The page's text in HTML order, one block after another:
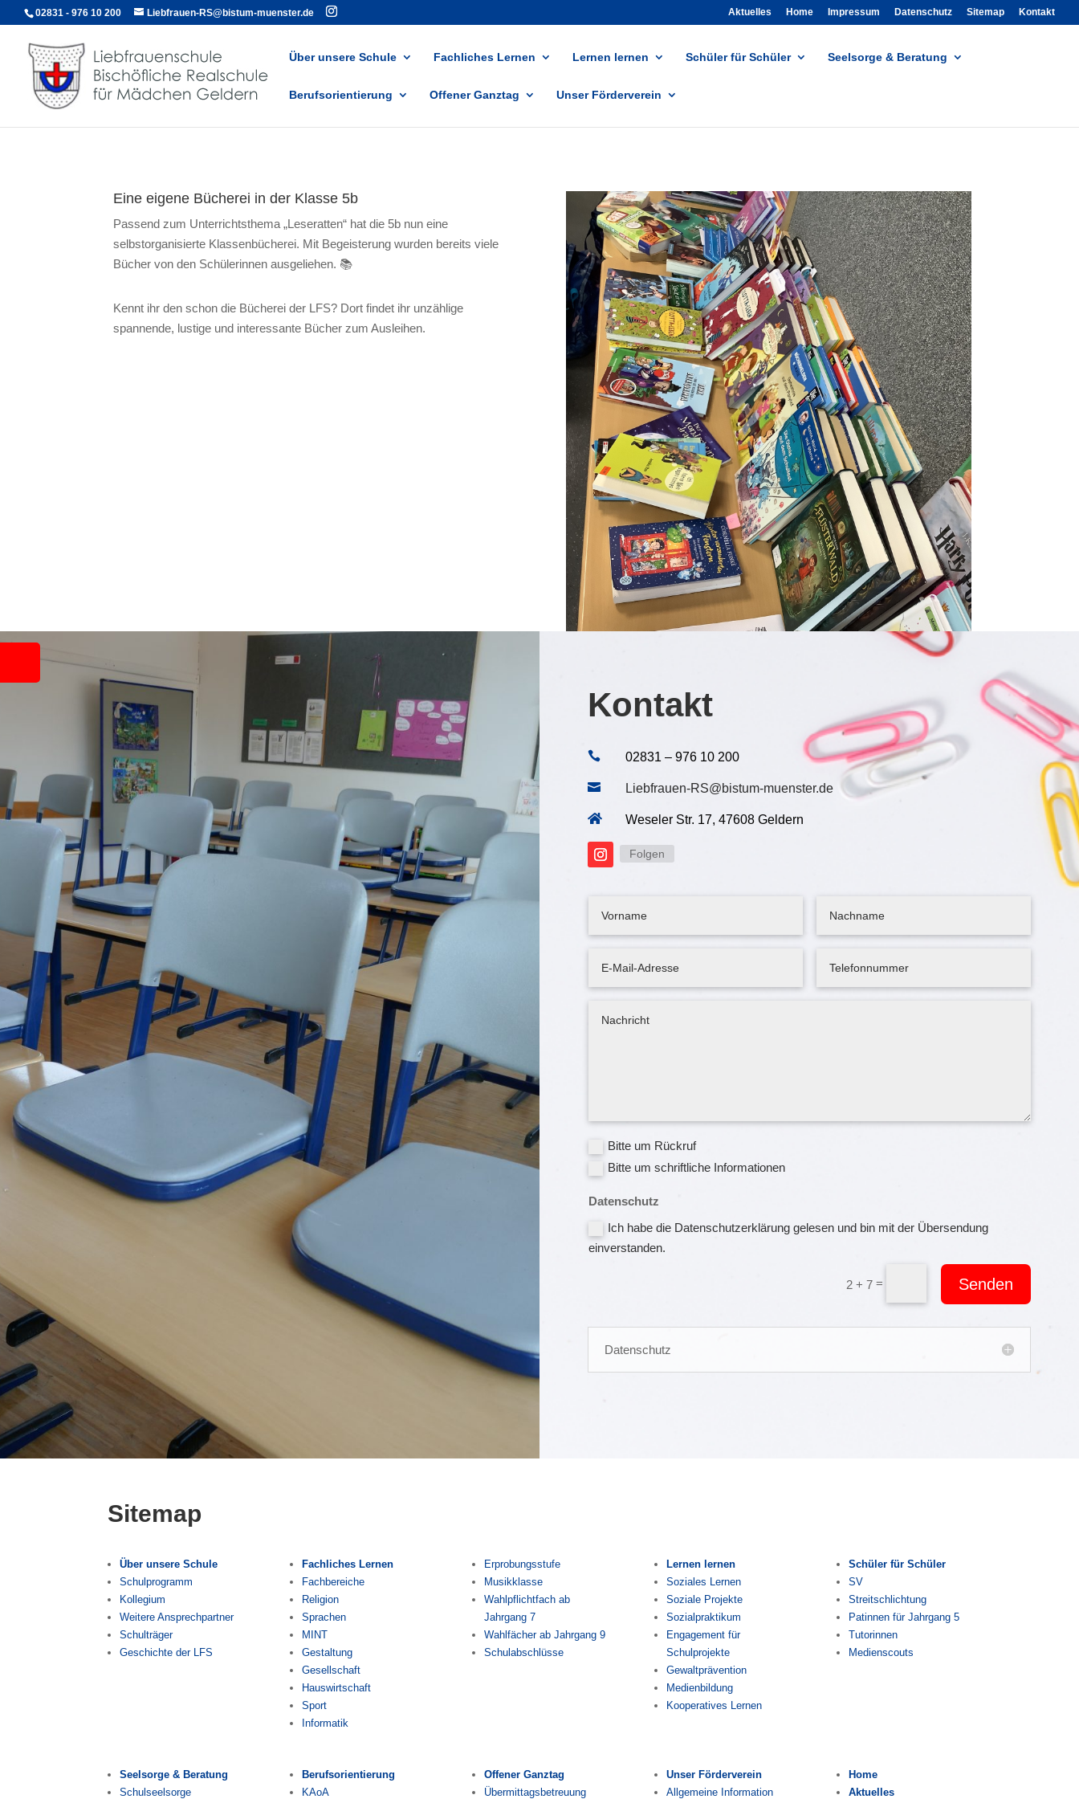
02831 - 976 10 200 Liebfrauen-RS@bistum-muenster.de Aktuelles Home Impressum Datenschutz Sitemap Kontakt
Über unsere Schule Fachliches Lernen Lernen lernen Schüler für Schüler Seelsorge & Beratung
Berufsorientierung Offener Ganztag Unser Förderverein
Eine eigene Bücherei in der Klasse 5b
Passend zum Unterrichtsthema „Leseratten“ hat die 5b nun eine
selbstorganisierte Klassenbücherei. Mit Begeisterung wurden bereits viele
Bücher von den Schülerinnen ausgeliehen. 📚
Kennt ihr den schon die Bücherei der LFS? Dort findet ihr unzählige
spannende, lustige und interessante Bücher zum Ausleihen.
Kontakt
 02831 – 976 10 200
 Liebfrauen-RS@bistum-muenster.de
 Weseler Str. 17, 47608 Geldern
Folgen
Bitte um Rückruf
Bitte um schriftliche Informationen
Datenschutz
Ich habe die Datenschutzerklärung gelesen und bin mit der Übersendung
einverstanden.
2 + 7 = Senden
Datenschutz
Sitemap
Über unsere Schule
Schulprogramm
Kollegium
Weitere Ansprechpartner
Schulträger
Geschichte der LFS
Fachliches Lernen
Fachbereiche
Religion
Sprachen
MINT
Gestaltung
Gesellschaft
Hauswirtschaft
Sport
Informatik
Erprobungsstufe
Musikklasse
Wahlpflichtfach ab
Jahrgang 7
Wahlfächer ab Jahrgang 9
Schulabschlüsse
Lernen lernen
Soziales Lernen
Soziale Projekte
Sozialpraktikum
Engagement für
Schulprojekte
Gewaltprävention
Medienbildung
Kooperatives Lernen
Schüler für Schüler
SV
Streitschlichtung
Patinnen für Jahrgang 5
Tutorinnen
Medienscouts
Seelsorge & Beratung
Schulseelsorge
Berufsorientierung
KAoA
Offener Ganztag
Übermittagsbetreuung
Unser Förderverein
Allgemeine Information
Home
Aktuelles